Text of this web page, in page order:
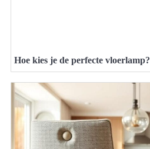
Hoe kies je de perfecte vloerlamp?